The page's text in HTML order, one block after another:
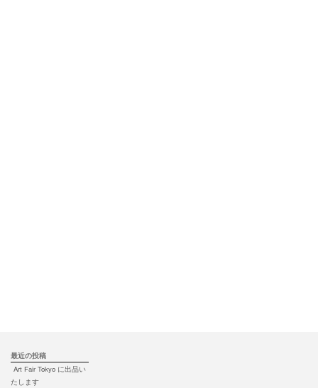
最近の投稿
Art Fair Tokyo に出品い
たします